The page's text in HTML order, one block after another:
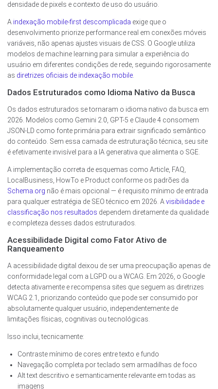
densidade de pixels e contexto de uso do usuário.
A indexação mobile-first descomplicada exige que o
desenvolvimento priorize performance real em conexões móveis
variáveis, não apenas ajustes visuais de CSS. O Google utiliza
modelos de machine learning para simular a experiência do
usuário em diferentes condições de rede, seguindo rigorosamente
as diretrizes oficiais de indexação mobile.
Dados Estruturados como Idioma Nativo da Busca
Os dados estruturados se tornaram o idioma nativo da busca em
2026. Modelos como Gemini 2.0, GPT-5 e Claude 4 consomem
JSON-LD como fonte primária para extrair significado semântico
do conteúdo. Sem essa camada de estruturação técnica, seu site
é efetivamente invisível para a IA generativa que alimenta o SGE.
A implementação correta de esquemas como Article, FAQ,
LocalBusiness, HowTo e Product conforme os padrões da
Schema.org não é mais opcional — é requisito mínimo de entrada
para qualquer estratégia de SEO técnico em 2026. Avisibilidade e
classificação nos resultados dependem diretamente da qualidade
e completeza desses dados estruturados.
Acessibilidade Digital como Fator Ativo de
Ranqueamento
A acessibilidade digital deixou de ser uma preocupação apenas de
conformidade legal com a LGPD ou a WCAG. Em 2026, o Google
detecta ativamente e recompensa sites que seguem as diretrizes
WCAG 2.1, priorizando conteúdo que pode ser consumido por
absolutamente qualquer usuário, independentemente de
limitações físicas, cognitivas ou tecnológicas.
Isso inclui, tecnicamente:
Contraste mínimo de cores entre texto e fundo
Navegação completa por teclado sem armadilhas de foco
Alt text descritivo e semanticamente relevante em todas as
imagens